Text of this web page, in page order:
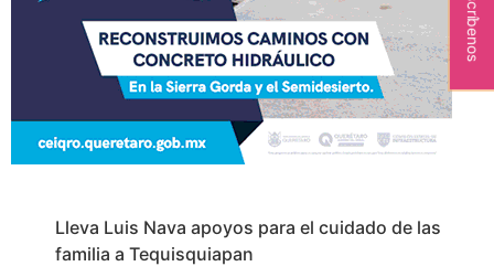
Lleva Luis Nava apoyos para el cuidado de las
familia a Tequisquiapan
Escríbenos